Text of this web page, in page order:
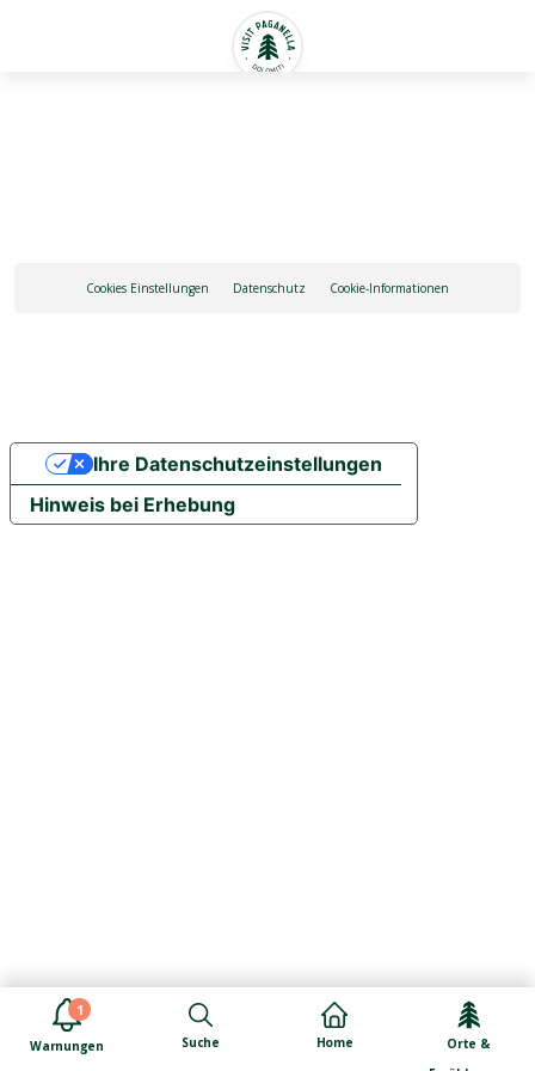
1
Warnungen Suche Home
Orte &
Cookies Einstellungen Datenschutz Cookie-Informationen
Hinweis bei Erhebung
Ihre Datenschutzeinstellungen